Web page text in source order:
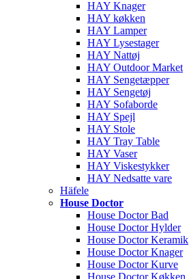
HAY Knager
HAY køkken
HAY Lamper
HAY Lysestager
HAY Nattøj
HAY Outdoor Market
HAY Sengetæpper
HAY Sengetøj
HAY Sofaborde
HAY Spejl
HAY Stole
HAY Tray Table
HAY Vaser
HAY Viskestykker
HAY Nedsatte vare
Häfele
House Doctor
House Doctor Bad
House Doctor Hylder
House Doctor Keramik
House Doctor Knager
House Doctor Kurve
House Doctor Køkken